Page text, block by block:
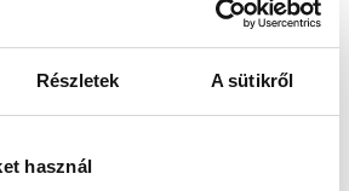
Részletek A sütikről
használ